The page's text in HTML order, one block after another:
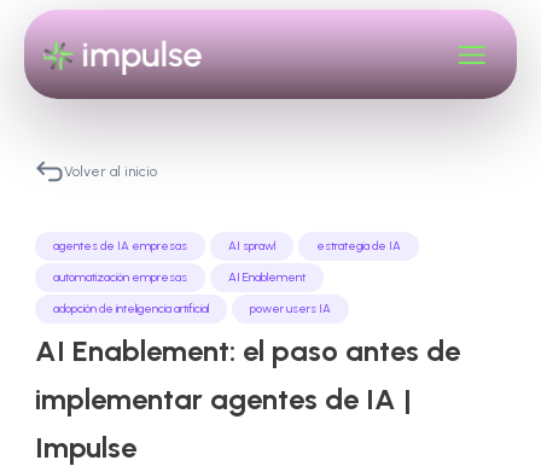
Volver al inicio
agentes de IA empresas AI sprawl
estrategia de IA
automatización empresas
AI Enablement
adopción de inteligencia artificial
power users IA
AI Enablement: el paso antes de
implementar agentes de IA |
Impulse